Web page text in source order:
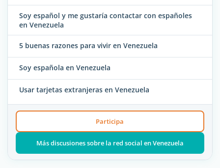
Soy español y me gustaría contactar con españoles
en Venezuela
5 buenas razones para vivir en Venezuela
Soy española en Venezuela
Usar tarjetas extranjeras en Venezuela
Participa
Más discusiones sobre la red social en Venezuela